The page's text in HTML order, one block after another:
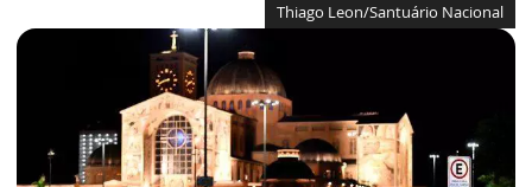
Thiago Leon/Santuário Nacional